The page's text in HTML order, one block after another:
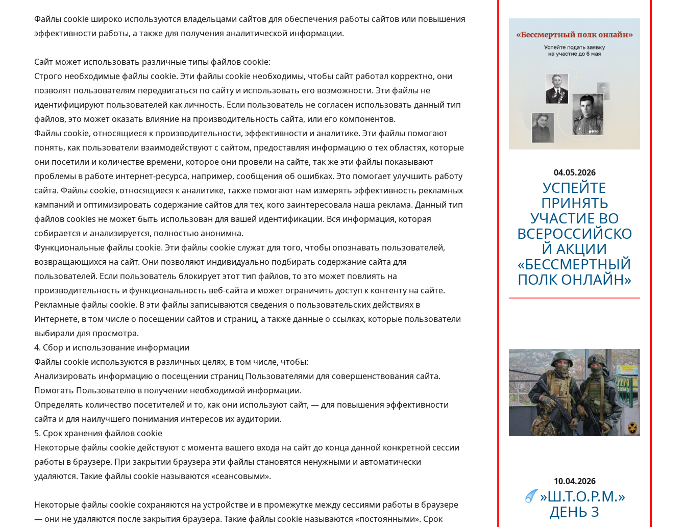
Файлы cookie широко используются владельцами сайтов для обеспечения работы сайтов или повышения
эффективности работы, а также для получения аналитической информации.
Сайт может использовать различные типы файлов cookie:
Строго необходимые файлы cookie. Эти файлы cookie необходимы, чтобы сайт работал корректно, они
позволят пользователям передвигаться по сайту и использовать его возможности. Эти файлы не
идентифицируют пользователей как личность. Если пользователь не согласен использовать данный тип
файлов, это может оказать влияние на производительность сайта, или его компонентов.
Файлы cookie, относящиеся к производительности, эффективности и аналитике. Эти файлы помогают
понять, как пользователи взаимодействуют с сайтом, предоставляя информацию о тех областях, которые
они посетили и количестве времени, которое они провели на сайте, так же эти файлы показывают
проблемы в работе интернет-ресурса, например, сообщения об ошибках. Это помогает улучшить работу
сайта. Файлы cookie, относящиеся к аналитике, также помогают нам измерять эффективность рекламных
кампаний и оптимизировать содержание сайтов для тех, кого заинтересовала наша реклама. Данный тип
файлов cookies не может быть использован для вашей идентификации. Вся информация, которая
собирается и анализируется, полностью анонимна.
Функциональные файлы cookie. Эти файлы cookie служат для того, чтобы опознавать пользователей,
возвращающихся на сайт. Они позволяют индивидуально подбирать содержание сайта для
пользователей. Если пользователь блокирует этот тип файлов, то это может повлиять на
производительность и функциональность веб-сайта и может ограничить доступ к контенту на сайте.
Рекламные файлы cookie. В эти файлы записываются сведения о пользовательских действиях в
Интернете, в том числе о посещении сайтов и страниц, а также данные о ссылках, которые пользователи
выбирали для просмотра.
4. Сбор и использование информации
Файлы cookie используются в различных целях, в том числе, чтобы:
Анализировать информацию о посещении страниц Пользователями для совершенствования сайта.
Помогать Пользователю в получении необходимой информации.
Определять количество посетителей и то, как они используют сайт, — для повышения эффективности
сайта и для наилучшего понимания интересов их аудитории.
5. Срок хранения файлов cookie
Некоторые файлы cookie действуют с момента вашего входа на сайт до конца данной конкретной сессии
работы в браузере. При закрытии браузера эти файлы становятся ненужными и автоматически
удаляются. Такие файлы cookie называются «сеансовыми».
Некоторые файлы cookie сохраняются на устройстве и в промежутке между сессиями работы в браузере
— они не удаляются после закрытия браузера. Такие файлы cookie называются «постоянными». Срок
04.05.2026
УСПЕЙТЕ
ПРИНЯТЬ
УЧАСТИЕ ВО
ВСЕРОССИЙСКО
Й АКЦИИ
«БЕССМЕРТНЫЙ
ПОЛК ОНЛАЙН»
10.04.2026
»Ш.Т.О.Р.М.»
ДЕНЬ 3